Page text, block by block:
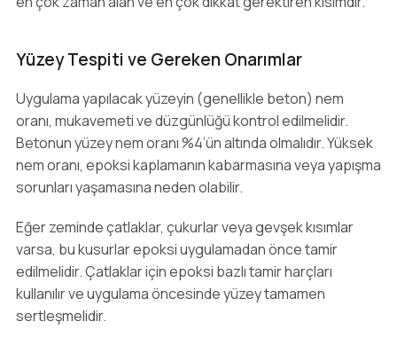
Yüzey Tespiti ve Gereken Onarımlar
Uygulama yapılacak yüzeyin (genellikle beton) nem
oranı, mukavemeti ve düzgünlüğü kontrol edilmelidir.
Betonun yüzey nem oranı %4’ün altında olmalıdır. Yüksek
nem oranı, epoksi kaplamanın kabarmasına veya yapışma
sorunları yaşamasına neden olabilir.
Eğer zeminde çatlaklar, çukurlar veya gevşek kısımlar
varsa, bu kusurlar epoksi uygulamadan önce tamir
edilmelidir. Çatlaklar için epoksi bazlı tamir harçları
kullanılır ve uygulama öncesinde yüzey tamamen
sertleşmelidir.